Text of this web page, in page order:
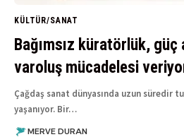
KÜLTÜR/SANAT
Bağımsız küratörlük, güç
varoluş mücadelesi
Çağdaş sanat dünyasında uzun süredir
yaşanıyor. Bir…
MERVE DURAN